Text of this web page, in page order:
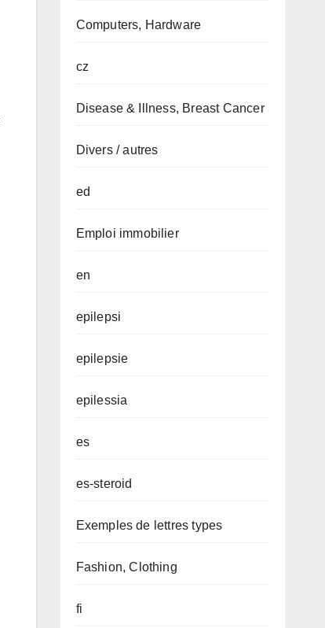
Computers, Hardware
cz
Disease & Illness, Breast Cancer
Divers / autres
ed
Emploi immobilier
en
epilepsi
epilepsie
epilessia
es
es-steroid
Exemples de lettres types
Fashion, Clothing
fi